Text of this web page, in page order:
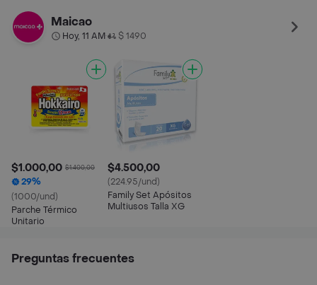
Maicao
Hoy, 11 AM• $ 1490
$1.000,00 $1.400,00
29%
(1000/und)
Parche Térmico
Unitario
$4.500,00
(224.95/und)
Family Set Apósitos
Multiusos Talla XG
Preguntas frecuentes